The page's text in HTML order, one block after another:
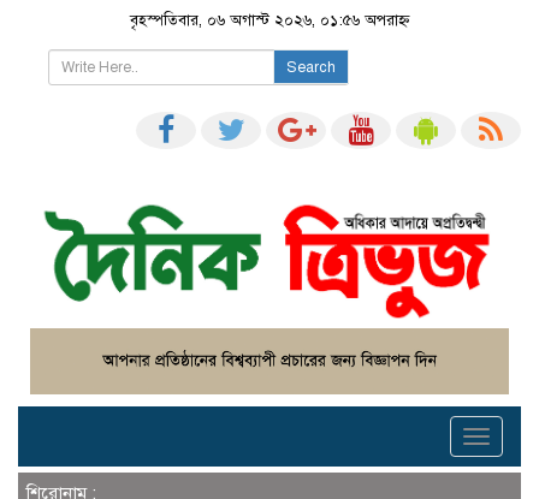
বৃহস্পতিবার, ০৬ অগাস্ট ২০২৬, ০১:৫৬ অপরাহ্ন
Search
Toggle
শিরোনাম :